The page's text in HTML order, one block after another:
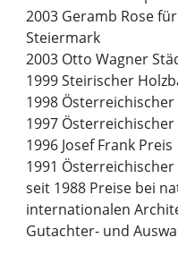
2003 Geramb Rose
Steiermark
2003 Otto Wagner
1999 Steirischer
1998
1997
1996 Josef Frank Preis
1991
seit 1988 Preise bei
internationalen
Gutachter- und